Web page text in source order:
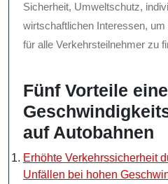
Sicherheit, Umweltschutz,
wirtschaftlichen Interessen,
für alle Verkehrsteilnehmer zu
Fünf Vorteile
auf Autobahnen
Erhöhte Verkehrssicherheit
Unfällen bei hohen